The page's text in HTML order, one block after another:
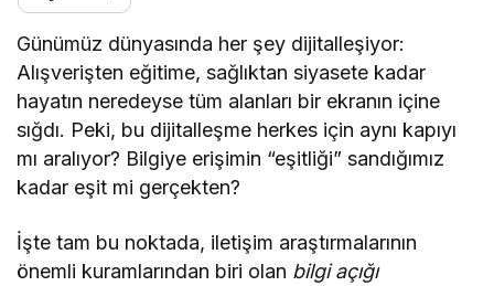
Günümüz dünyasında her şey dijitalleşiyor:
Alışverişten eğitime, sağlıktan siyasete kadar
hayatın neredeyse tüm alanları bir ekranın içine
sığdı. Peki, bu dijitalleşme herkes için aynı kapıyı
mı aralıyor? Bilgiye erişimin “eşitliği” sandığımız
kadar eşit mi gerçekten?
İşte tam bu noktada, iletişim araştırmalarının
önemli kuramlarından biri olan bilgi açığı